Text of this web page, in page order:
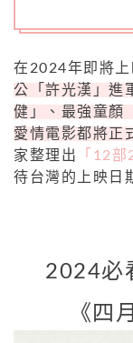
在2024年即將上
公「許光漢」進
健」、最強童顏
愛情電影都將正
家整理出
「12
待台灣的上映日
2024必
《四